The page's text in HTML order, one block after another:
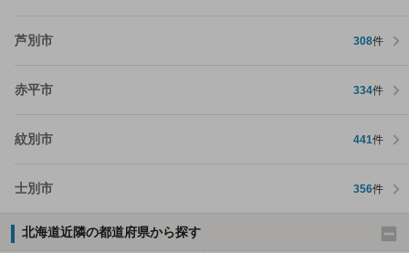
芦別市 308件
赤平市 334件
紋別市 441件
士別市 356件
北海道近隣の都道府県から探す